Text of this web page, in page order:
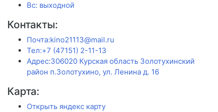
Вс: выходной
Контакты:
Почта:kino21113@mail.ru
Тел:+7 (47151) 2-11-13
Адрес:306020 Курская область Золотухинский
район п.Золотухино, ул. Ленина д. 16
Карта:
Открыть яндекс карту